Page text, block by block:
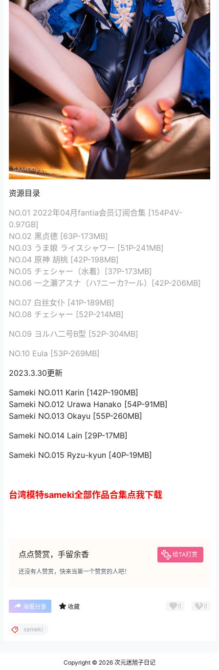
资源目录
NO.01 2022年04月fantia会员订阅合集 [154P4V-
0.97GB]
NO.02 黑贞德 [63P-173MB]
NO.03 うま娘 ライスシャワー [51P-241MB]
NO.04 原神 胡桃 [42P-198MB]
NO.05 チェシャー（水着）[37P-173MB]
NO.06 一之瀬アスナ（ハ?ニーカ?ール）[42P-206MB]
NO.07 白丝女仆 [41P-189MB]
NO.08 チェシャー [52P-214MB]
NO.09 ヨルハ二号B型 [52P-304MB]
NO.10 Eula [53P-269MB]
2023.3.30更新
Sameki NO.011 Karin [142P-190MB]
Sameki NO.012 Urawa Hanako [54P-91MB]
Sameki NO.013 Okayu [55P-260MB]
Sameki NO.014 Lain [29P-17MB]
Sameki NO.015 Ryzu-kyun [40P-19MB]
台湾模特sameki全部作品合集点我下载
点点赞赏，手留余香 给TA打赏
还没有人赞赏，快来当第一个赞赏的人吧！
海报分享 收藏 0 0
sameki
Copyright © 2026 次元迷旭子日记